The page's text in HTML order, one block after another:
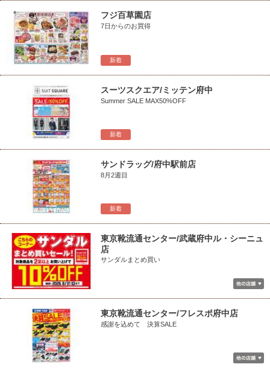
新着
フジ百草園店
7日からのお買得
新着
スーツスクエア/ミッテン府中
Summer SALE MAX50%OFF
新着
サンドラッグ/府中駅前店
8月2週目
東京靴流通センター/武蔵府中ル・シーニュ
店
サンダルまとめ買い
東京靴流通センター/フレスポ府中店
感謝を込めて 決算SALE